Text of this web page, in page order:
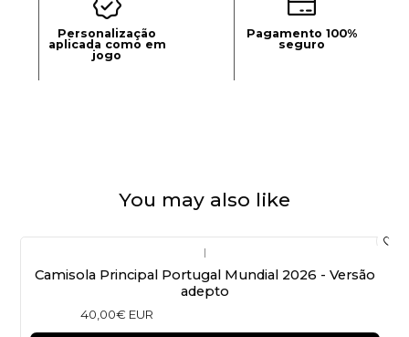
Personalização
aplicada como em
jogo
Pagamento 100%
seguro
You may also like
|
Camisola Principal Portugal Mundial 2026 - Versão
adepto
40,00€ EUR